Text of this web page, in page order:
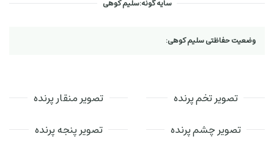
سایه گونه:سلیم کوهی
وضعیت حفاظتی سلیم کوهی:
تصویر تخم پرنده
تصویر منقار پرنده
تصویر چشم پرنده
تصویر پنجه پرنده